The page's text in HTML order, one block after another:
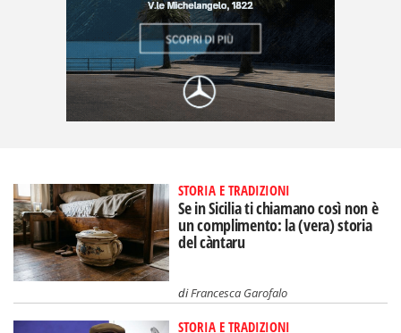
STORIA E TRADIZIONI
Se in Sicilia ti chiamano così non è
un complimento: la (vera) storia
del càntaru
diFrancesca Garofalo
STORIA E TRADIZIONI